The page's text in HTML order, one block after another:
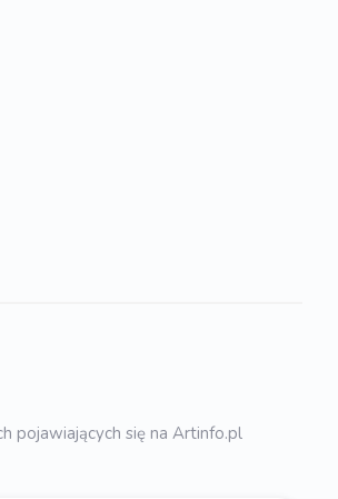
pojawiających się na Artinfo.pl